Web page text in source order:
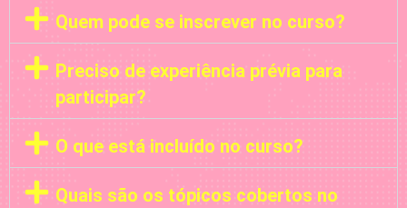
Quem pode se inscrever no curso?
Preciso de experiência prévia para
participar?
O que está incluído no curso?
Quais são os tópicos cobertos no